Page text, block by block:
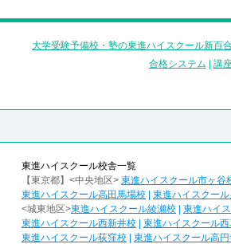
大学受験予備校・塾の東進ハイスクール新百
合格システム
講
東進ハイスクール校舎一覧
【東京都】<中央地区> 東進ハイスクール市ヶ谷
東進ハイスクール高田馬場校
東進ハイスクー
<城東地区>東進ハイスクール綾瀬校 東進ハイ
東進ハイスクール西新井校
東進ハイスクール
東進ハイスクール荻窪校
東進ハイスクール高